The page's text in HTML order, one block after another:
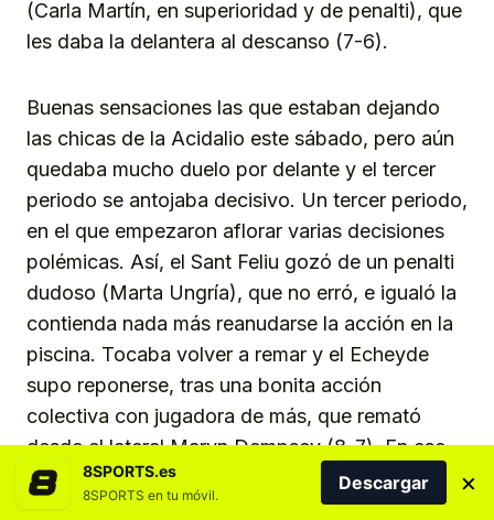
(Carla Martín, en superioridad y de penalti), que
les daba la delantera al descanso (7-6).
Buenas sensaciones las que estaban dejando
las chicas de la Acidalio este sábado, pero aún
quedaba mucho duelo por delante y el tercer
periodo se antojaba decisivo. Un tercer periodo,
en el que empezaron aflorar varias decisiones
polémicas. Así, el Sant Feliu gozó de un penalti
dudoso (Marta Ungría), que no erró, e igualó la
contienda nada más reanudarse la acción en la
piscina. Tocaba volver a remar y el Echeyde
supo reponerse, tras una bonita acción
colectiva con jugadora de más, que remató
desde el lateral Maryn Dempsey (8-7). En ese
instante el partido subió su velocidad y llegaron
los errores y el “toma y daca”. Otro penalti para
8SPORTS.es
8SPORTS en tu móvil.
Descargar ×